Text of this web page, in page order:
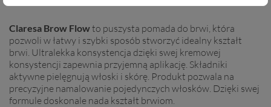
Claresa Brow Flowto puszysta pomada do brwi, która
pozwoli w łatwy i szybki sposób stworzyć idealny kształt
brwi. Ultralekka konsystencja dzięki swej kremowej
konsystencji zapewnia przyjemną aplikację. Składniki
aktywne pielęgnują włoski i skórę. Produkt pozwala na
precyzyjne namalowanie pojedynczych włosków. Dzięki swej
formule doskonale nada kształt brwiom.